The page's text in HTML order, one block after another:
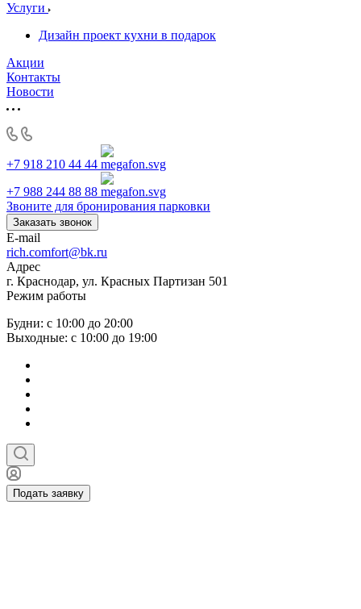
Услуги
Дизайн проект кухни в подарок
Акции
Контакты
Новости
+7 918 210 44 44
+7 988 244 88 88
Звоните для бронирования парковки
Заказать звонок
E-mail
rich.comfort@bk.ru
Адрес
г. Краснодар, ул. Красных Партизан 501
Режим работы
Будни: с 10:00 до 20:00
Выходные: с 10:00 до 19:00
Подать заявку